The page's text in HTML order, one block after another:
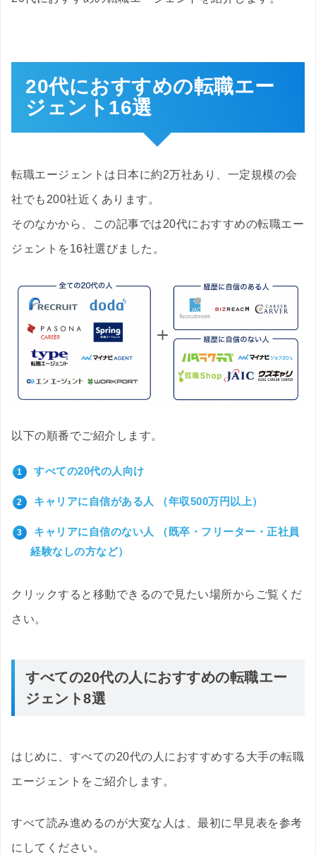
20代におすすめの転職エー
ジェント16選
転職エージェントは日本に約2万社あり、一定規模の会
社でも200社近くあります。
そのなかから、この記事では20代におすすめの転職エー
ジェントを16社選びました。
以下の順番でご紹介します。
すべての20代の人向け
キャリアに自信がある人 （年収500万円以上）
キャリアに自信のない人 （既卒・フリーター・正社員
経験なしの方など）
クリックすると移動できるので見たい場所からご覧くだ
さい。
すべての20代の人におすすめの転職エー
ジェント8選
はじめに、すべての20代の人におすすめする大手の転職
エージェントをご紹介します。
すべて読み進めるのが大変な人は、最初に早見表を参考
にしてください。